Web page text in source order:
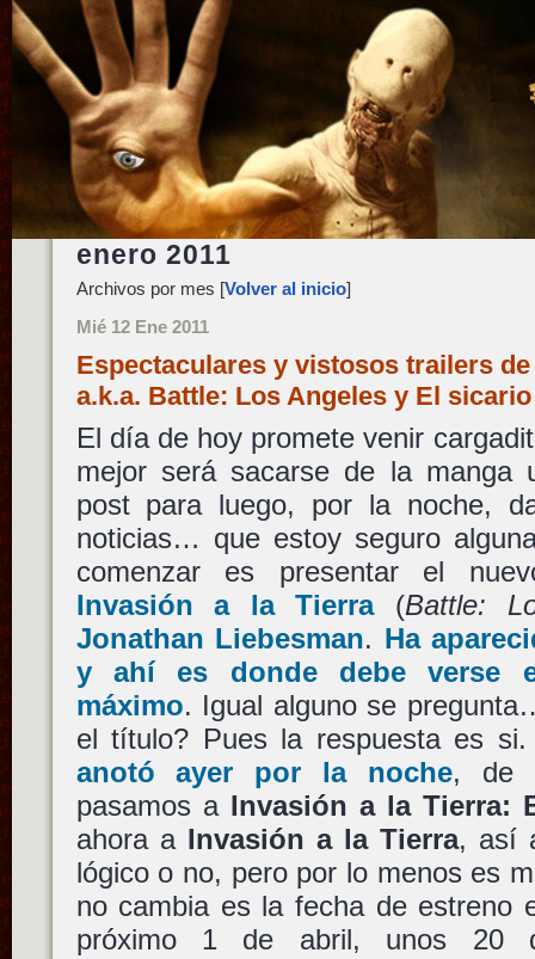
enero 2011
Archivos por mes [Volver al inicio]
Mié 12 Ene 2011
Espectaculares y vistosos trailers
a.k.a. Battle: Los Angeles y El
El día de hoy promete venir
mejor será sacarse de la manga
post para luego, por la noche,
noticias… que estoy seguro
comenzar es presentar el
Invasión a la Tierra(Battle:
Jonathan Liebesman. Ha
y ahí es donde debe verse
máximo. Igual alguno se
el título? Pues la respuesta es
anotó ayer por la noche, de
pasamos a Invasión a la Tierra:
ahora a Invasión a la Tierra, así
lógico o no, pero por lo menos es
no cambia es la fecha de estreno
próximo 1 de abril, unos 20